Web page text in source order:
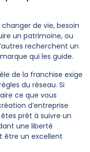
de vie, besoin
un patrimoine, ou
recherchent un
qui les guide.
de la franchise exige
du réseau. Si
ce que vous
d’entreprise
prêt à suivre un
une liberté
être un excellent